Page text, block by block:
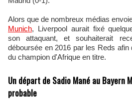
Alors que de nombreux médias
Munich, Liverpool aurait fixé
son attaquant, et souhaiterait
déboursée en 2016 par les Reds
du champion d'Afrique en titre.
Un départ de Sadio Mané au Bayern
probable